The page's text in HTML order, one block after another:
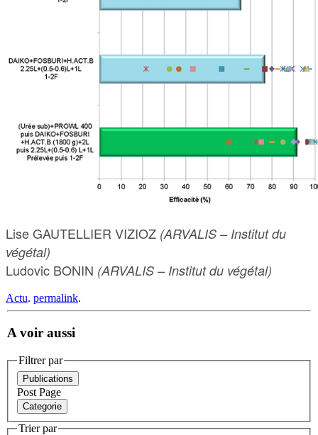
Lise GAUTELLIER VIZIOZ (ARVALIS – Institut du
végétal)
Ludovic BONIN (ARVALIS – Institut du végétal)
Actu. permalink.
A voir aussi
Filtrer par
Publications
Post Page
Categorie
Trier par